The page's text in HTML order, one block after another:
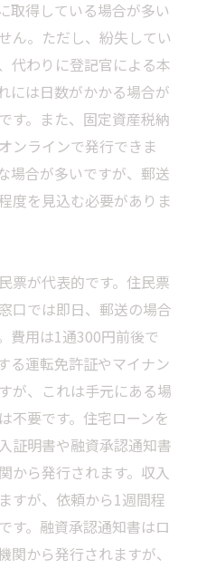
取得している場合が多い
ん。ただし、紛失してい
代わりに登記官による本
には日数がかかる場合が
す。また、固定資産税納
ンラインで発行できま
場合が多いですが、郵送
度を見込む必要がありま
票が代表的です。住民票
口では即日、郵送の場合
費用は1通300円前後で
る運転免許証やマイナン
が、これは手元にある場
不要です。住宅ローンを
証明書や融資承認通知書
から発行されます。収入
すが、依頼から1週間程
す。融資承認通知書はロ
から発行されますが、